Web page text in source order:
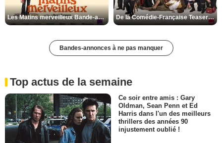
Les Matins merveilleux Bande-annonce VF De la Comédie-Française Teaser VF
Bandes-annonces à ne pas manquer
Top actus de la semaine
Ce soir entre amis : Gary
Oldman, Sean Penn et Ed
Harris dans l'un des meilleurs
thrillers des années 90
injustement oublié !